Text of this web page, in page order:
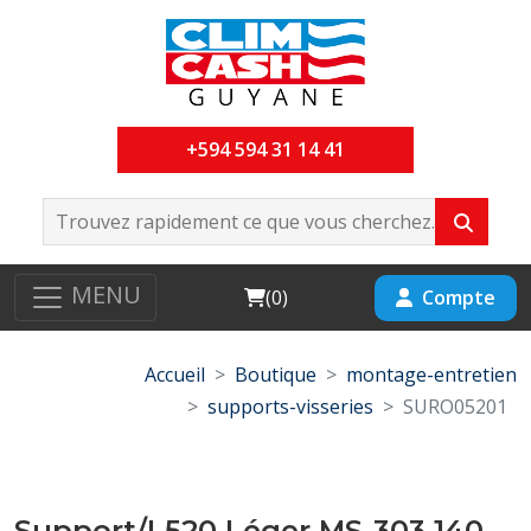
+594 594 31 14 41
MENU Cart
(0) Compte
Accueil Boutique
montage-entretien
supports-visseries
SURO05201